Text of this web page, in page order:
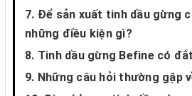
7. Để sản xuất tinh dầu gừng
những điều kiện gì?
8. Tinh dầu gừng Befine có
9. Những câu hỏi thường gặp